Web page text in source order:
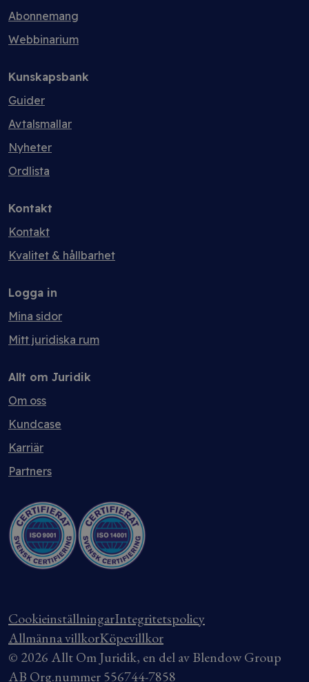
Abonnemang
Webbinarium
Kunskapsbank
Guider
Avtalsmallar
Nyheter
Ordlista
Kontakt
Kontakt
Kvalitet & hållbarhet
Logga in
Mina sidor
Mitt juridiska rum
Allt om Juridik
Om oss
Kundcase
Karriär
Partners
CookieinställningarIntegritetspolicy
Allmänna villkorKöpevillkor
© 2026 Allt Om Juridik, en del av Blendow Group
AB Org.nummer 556744-7858